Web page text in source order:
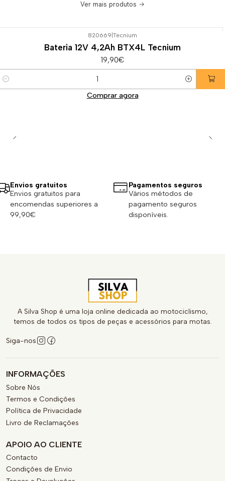
Ver mais produtos
820669 Tecnium
Bateria 12V 4,2Ah BTX4L Tecnium
19,90€
Comprar agora
Envios gratuitos
Envios gratuitos para
encomendas superiores a
99,90€
Pagamentos seguros
Vários métodos de
pagamento seguros
disponíveis.
A Silva Shop é uma loja online dedicada ao motociclismo,
temos de todos os tipos de peças e acessórios para motas.
Siga-nos
INFORMAÇÕES
Sobre Nós
Termos e Condições
Política de Privacidade
Livro de Reclamações
APOIO AO CLIENTE
Contacto
Condições de Envio